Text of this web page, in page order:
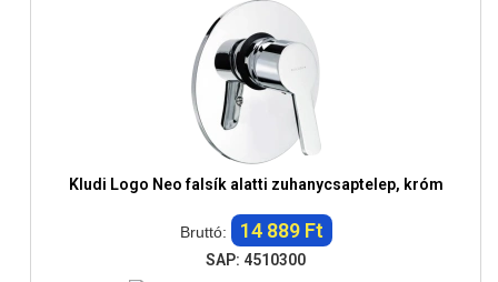
Kludi Logo Neo falsík alatti zuhanycsaptelep, króm
Bruttó: 14 889 Ft
SAP: 4510300